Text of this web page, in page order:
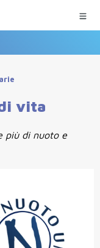
vita
più di nuoto e